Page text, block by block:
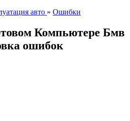
авто » Ошибки
Компьютере Бмв
ошибок